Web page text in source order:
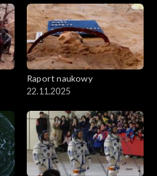
Raport naukowy
22.11.2025